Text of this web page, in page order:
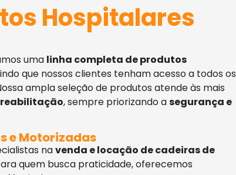
Hospitalares
uma linha completa de produtos
que nossos clientes tenham acesso a todos os
ampla seleção de produtos atende às mais
reabilitação, sempre priorizando asegurança e
e Motorizadas
navenda e locação de cadeiras de
quem busca praticidade, oferecemos